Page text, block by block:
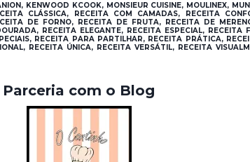
KENWOOD KCOOK, MONSIEUR CUISINE, MOULINEX,
CLÁSSICA, RECEITA COM CAMADAS, RECEITA
DE FORNO, RECEITA DE FRUTA, RECEITA DE
RECEITA ELEGANTE, RECEITA ESPECIAL, RECEITA
RECEITA PARA PARTILHAR, RECEITA PRÁTICA,
RECEITA ÚNICA, RECEITA VERSÁTIL, RECEITA
Parceria com o Blog